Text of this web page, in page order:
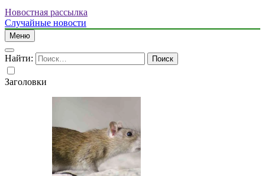
Новостная рассылка
Случайные новости
Меню
Найти:
Заголовки